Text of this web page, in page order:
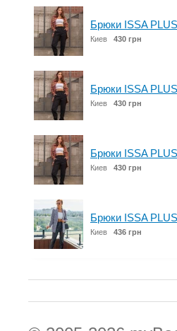
Брюки ISSA
Киев 430 грн
Брюки ISSA
Киев 430 грн
Брюки ISSA
Киев 430 грн
Брюки ISSA
Киев 436 грн